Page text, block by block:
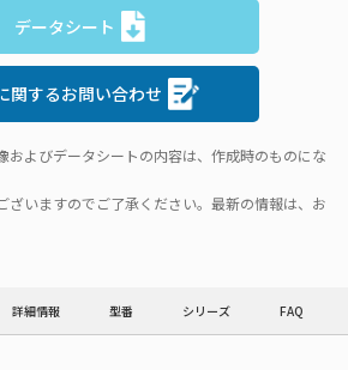
データシート
関するお問い合わせ
およびデータシートの内容は、作成時のものにな
ざいますのでご了承ください。最新の情報は、お
詳細情報 型番 シリーズ FAQ